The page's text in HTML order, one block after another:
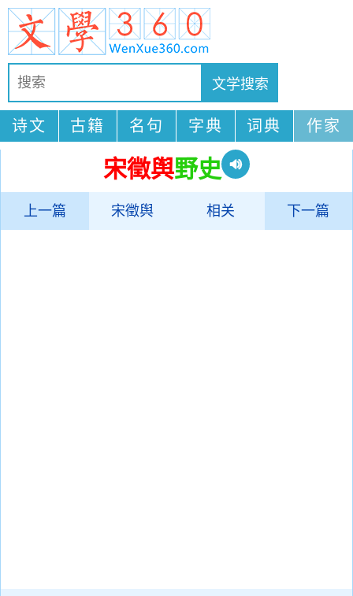
诗文 古籍 名句 字典 词典 作家
宋徵舆野史
上一篇 宋徵舆 相关 下一篇